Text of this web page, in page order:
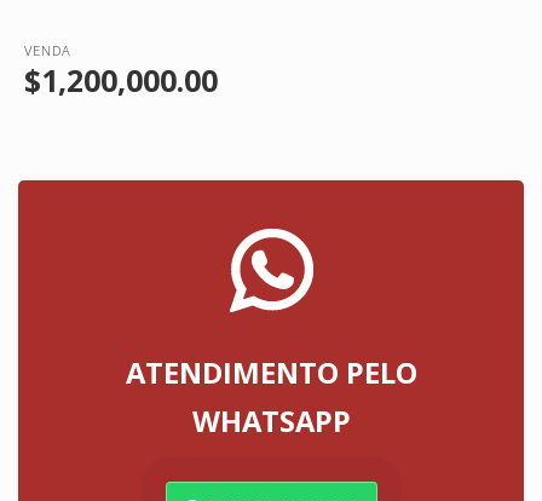
VENDA
$1,200,000.00
ATENDIMENTO PELO
WHATSAPP